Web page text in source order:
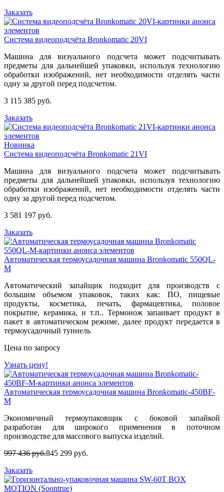
Заказать
Система видеоподсчёта Bronkomatic 20VI
Машина для визуального подсчета может подсчитывать
предметы для дальнейшей упаковки, используя технологию
обработки изображений, нет необходимости отделять части
одну за другой перед подсчетом.
3 115 385 руб.
Заказать
Новинка
Система видеоподсчёта Bronkomatic 21VI
Машина для визуального подсчета может подсчитывать
предметы для дальнейшей упаковки, используя технологию
обработки изображений, нет необходимости отделять части
одну за другой перед подсчетом.
3 581 197 руб.
Заказать
Автоматическая термоусадочная машина Bronkomatic 550QL-
M
Автоматический запайщик подходит для производств с
большим объемом упаковок, таких как: ПО, пищевые
продукты, косметика, печать, фармацевтика, половое
покрытие, керамика, и т.п.. Термонож запаивает продукт в
пакет в автоматическом режиме, далее продукт передается в
термоусадочный туннель
Цена по запросу
Узнать цену!
Автоматическая термоусадочная машина Bronkomatic-450BF-
M
Экономичный термоупаковщик с боковой запайкой
разработан для широкого применения в поточном
производстве для массового выпуска изделий.
997 436 руб.845 299 руб.
Заказать